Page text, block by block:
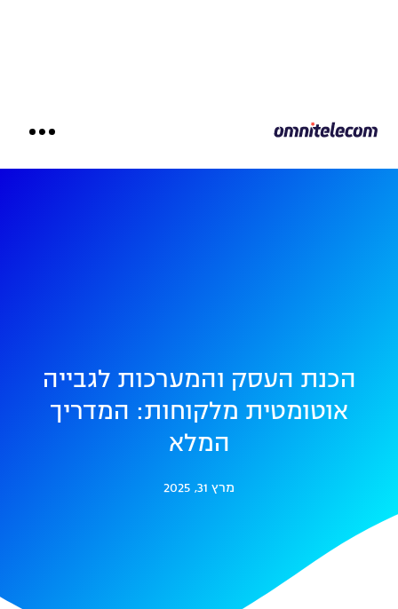
הכנת העסק והמערכות לגבייה
אוטומטית מלקוחות: המדריך
המלא
מרץ 31, 2025